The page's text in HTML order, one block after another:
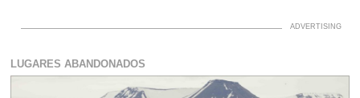
LUGARES ABANDONADOS